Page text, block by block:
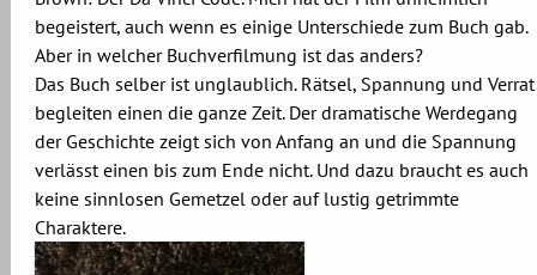
begeistert, auch wenn es einige Unterschiede zum Buch gab.
Aber in welcher Buchverfilmung ist das anders?
Das Buch selber ist unglaublich. Rätsel, Spannung und Verrat
begleiten einen die ganze Zeit. Der dramatische Werdegang
der Geschichte zeigt sich von Anfang an und die Spannung
verlässt einen bis zum Ende nicht. Und dazu braucht es auch
keine sinnlosen Gemetzel oder auf lustig getrimmte
Charaktere.